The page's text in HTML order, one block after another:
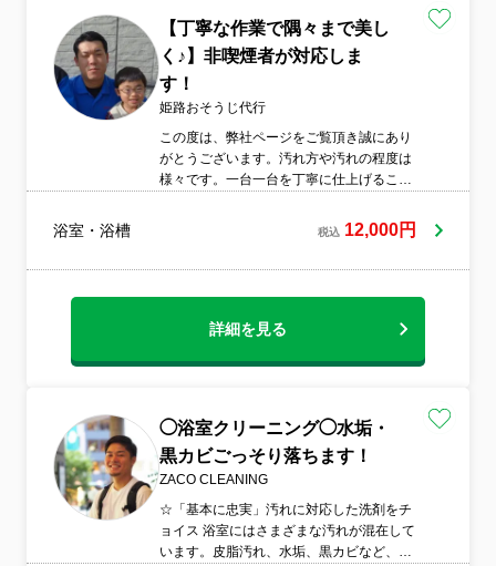
【丁寧な作業で隅々まで美し
く♪】非喫煙者が対応しま
す！
姫路おそうじ代行
この度は、弊社ページをご覧頂き誠にあり
がとうございます。汚れ方や汚れの程度は
様々です。一台一台を丁寧に仕上げること
にするだけでなく、お客様に幸せ、依頼し
て良かったと喜んで頂くサービスと考え作
のご相談可、早朝深夜の割増料金はござい
浴室・浴槽 税込 12,000円
詳細を見る
◯浴室クリーニング◯水垢・
黒カビごっそり落ちます！
ZACO CLEANING
☆「基本に忠実」汚れに対応した洗剤をチ
ョイス 浴室にはさまざまな汚れが混在して
います。皮脂汚れ、水垢、黒カビなど、そ